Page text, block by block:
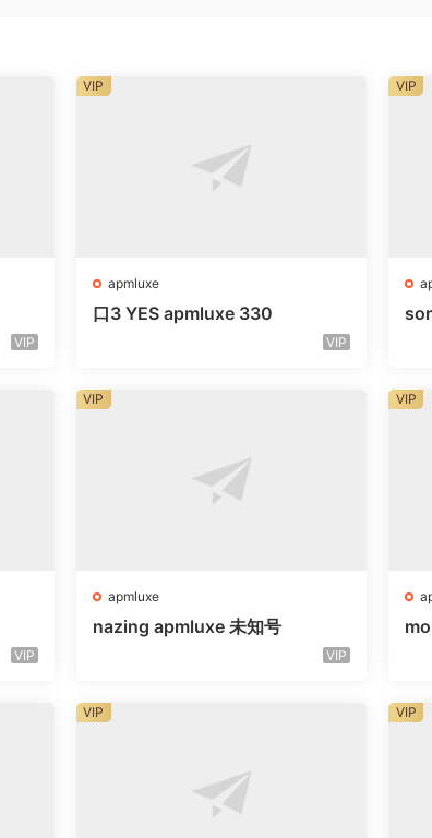
VIP
apmluxe
口3 YES apmluxe 330
VIP
VIP VIP
VIP
apmluxe
nazing apmluxe 未知号
VIP
VIP VIP
VIP VIP